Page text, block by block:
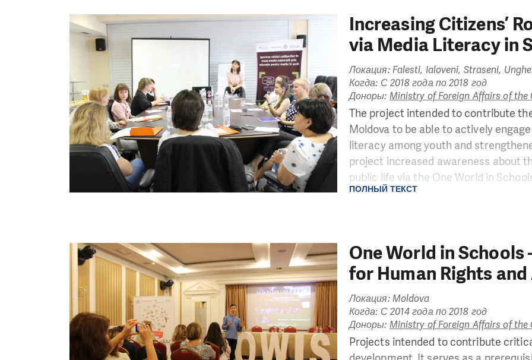
further support local civil society
countering disinformation. Media
significant strides in equipping
knowledge to navigate today's media
contributed to a more informed,
Increasing Citizens’
via Media Literacy in
Локация: Falesti, Ialoveni, Straseni,
Когда: С 2018 года по 2018 год
Доноры: Ministry of Foreign Affairs of the
The project intended to contribute
Moldova to be able to actively
literacy among youth and
project increased awareness about
public life via the One World in
The impact of the intervention
regions is giving citizens a more
Moldovan society and a better link
independent media is connected via
ПОЛНЫЙ ТЕКСТ
One World in
for Human Rights
Локация: Moldova
Когда: С 2014 года по 2018 год
Доноры: Ministry of Foreign Affairs of the
Projects intended to contribute